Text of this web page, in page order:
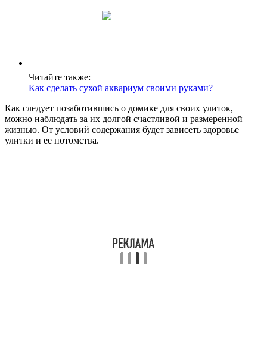
Читайте также:
Как сделать сухой аквариум своими руками?
Как следует позаботившись о домике для своих улиток,
можно наблюдать за их долгой счастливой и размеренной
жизнью. От условий содержания будет зависеть здоровье
улитки и ее потомства.